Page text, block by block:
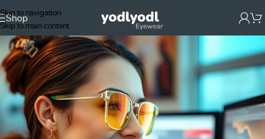
Skip to navigation
Skip to main content
Shop